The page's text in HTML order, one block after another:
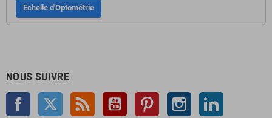
Echelle d'Optométrie
NOUS SUIVRE
Facebook Twitter YouTube Pinterest Instagram